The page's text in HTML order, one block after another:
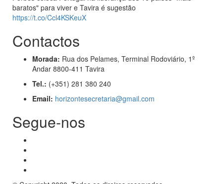
baratos" para viver e Tavira é sugestão
https://t.co/Ccl4KSKeuX
Contactos
Morada: Rua dos Pelames, Terminal Rodoviário, 1º
Andar 8800-411 Tavira
Tel.: (+351) 281 380 240
Email: horizontesecretaria@gmail.com
Segue-nos